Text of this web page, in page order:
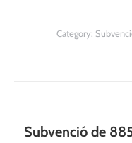
Category:
navigation
Subvenció de